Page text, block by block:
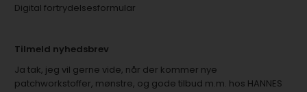
Digital fortrydelsesformular
Tilmeld nyhedsbrev
Ja tak, jeg vil gerne vide, når der kommer nye
patchworkstoffer, mønstre, og gode tilbud m.m. hos HANNES